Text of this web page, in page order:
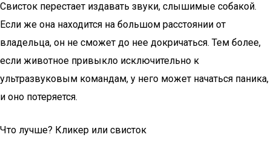
Свисток перестает издавать звуки, слышимые собакой.
Если же она находится на большом расстоянии от
владельца, он не сможет до нее докричаться. Тем более,
если животное привыкло исключительно к
ультразвуковым командам, у него может начаться паника,
и оно потеряется.
Что лучше? Кликер или свисток